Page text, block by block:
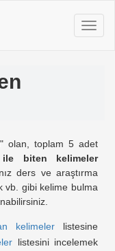
" olan, toplam 5 adet
biten kelimeler
ders ve araştırma
vb. gibi kelime bulma
kelimeler listesine
listesini incelemek